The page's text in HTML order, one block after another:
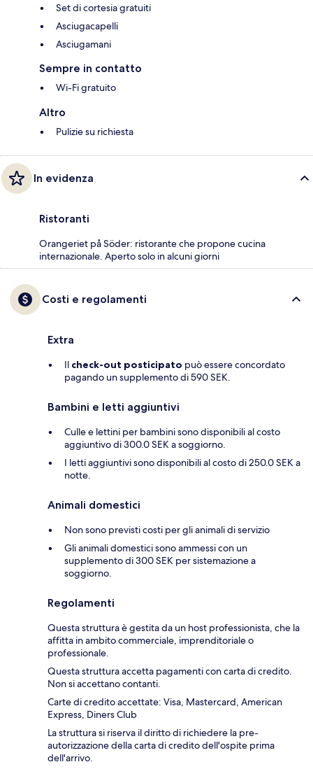
Set di cortesia gratuiti
Asciugacapelli
Asciugamani
Sempre in contatto
Wi-Fi gratuito
Altro
Pulizie su richiesta
In evidenza
Ristoranti
Orangeriet på Söder: ristorante che propone cucina
internazionale. Aperto solo in alcuni giorni
Costi e regolamenti
Extra
Il check-out posticipato può essere concordato
pagando un supplemento di 590 SEK.
Bambini e letti aggiuntivi
Culle e lettini per bambini sono disponibili al costo
aggiuntivo di 300.0 SEK a soggiorno.
I letti aggiuntivi sono disponibili al costo di 250.0 SEK a
notte.
Animali domestici
Non sono previsti costi per gli animali di servizio
Gli animali domestici sono ammessi con un
supplemento di 300 SEK per sistemazione a
soggiorno.
Regolamenti
Questa struttura è gestita da un host professionista, che la
affitta in ambito commerciale, imprenditoriale o
professionale.
Questa struttura accetta pagamenti con carta di credito.
Non si accettano contanti.
Carte di credito accettate: Visa, Mastercard, American
Express, Diners Club
La struttura si riserva il diritto di richiedere la pre-
autorizzazione della carta di credito dell'ospite prima
dell'arrivo.